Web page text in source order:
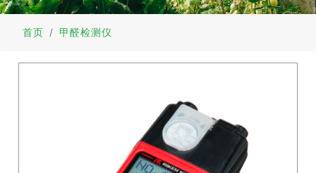
首页 甲醛检测仪